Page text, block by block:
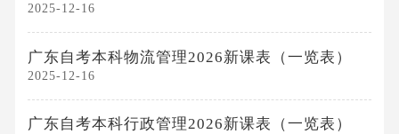
2025-12-16
广东自考本科物流管理2026新课表（一览表）
2025-12-16
广东自考本科行政管理2026新课表（一览表）